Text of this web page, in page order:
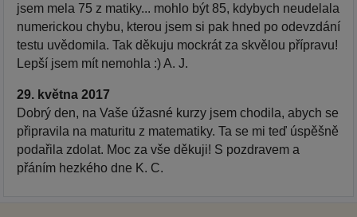
jsem mela 75 z matiky... mohlo být 85, kdybych neudelala
numerickou chybu, kterou jsem si pak hned po odevzdání
testu uvědomila. Tak děkuju mockrát za skvělou přípravu!
Lepší jsem mít nemohla :) A. J.
29. května 2017
Dobrý den, na Vaše úžasné kurzy jsem chodila, abych se
připravila na maturitu z matematiky. Ta se mi teď úspěšně
podařila zdolat. Moc za vše děkuji! S pozdravem a
přáním hezkého dne K. C.